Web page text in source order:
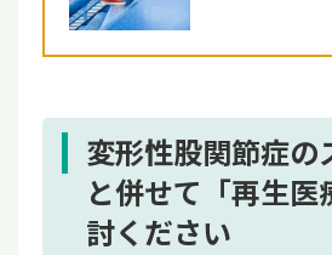
変形性股関節症の
と併せて「再生医
討ください